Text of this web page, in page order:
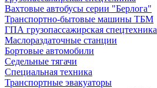
Вахтовые автобусы серии "Берлога"
Транспортно-бытовые машины ТБМ
ГПА грузопассажирская спецтехника
Маслораздаточные станции
Бортовые автомобили
Седельные тягачи
Специальная техника
Транспортные эвакуаторы